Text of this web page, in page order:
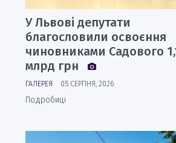
У Львові депутати
благословили освоєння
чиновниками Садового
млрд грн
ГАЛЕРЕЯ 05 СЕРПНЯ, 2026
Подробиці